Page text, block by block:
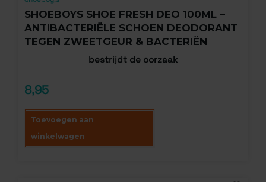
SHOEBOYS SHOE FRESH DEO 100ML –
ANTIBACTERIËLE SCHOEN DEODORANT
TEGEN ZWEETGEUR & BACTERIËN
bestrijdt de oorzaak
8,95
Toevoegen aan
winkelwagen